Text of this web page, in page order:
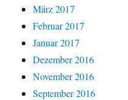
März 2017
Februar 2017
Januar 2017
Dezember 2016
November 2016
September 2016